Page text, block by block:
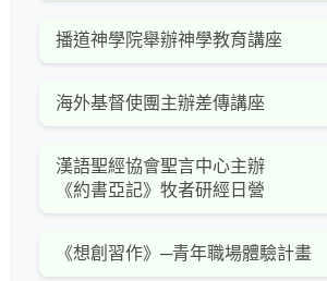
播道神學院舉辦神學教育講座
海外基督使團主辦差傳講座
漢語聖經協會聖言中心主辦
《約書亞記》牧者研經日營
《想創習作》─青年職場體驗計畫